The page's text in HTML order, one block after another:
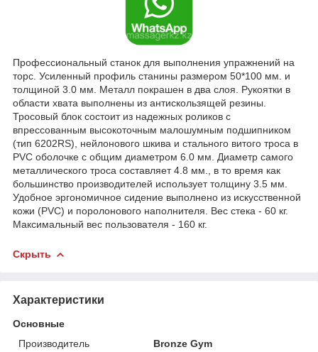
Профессиональный станок для выполнения упражнений на
торс. Усиленный профиль станины размером 50*100 мм. и
толщиной 3.0 мм. Металл покрашен в два слоя. Рукоятки в
области хвата выполнены из антискользящей резины.
Тросовый блок состоит из надежных роликов с
впрессованным высокоточным малошумным подшипником
(тип 6202RS), нейлонового шкива и стального витого троса в
PVC оболочке с общим диаметром 6.0 мм. Диаметр самого
металлического троса составляет 4.8 мм., в то время как
большинство производителей использует толщину 3.5 мм.
Удобное эргономичное сидение выполнено из искусственной
кожи (PVC) и поролонового наполнителя. Вес стека - 60 кг.
Максимальный вес пользователя - 160 кг.
Скрыть
Характеристики
Основные
Производитель
Bronze Gym